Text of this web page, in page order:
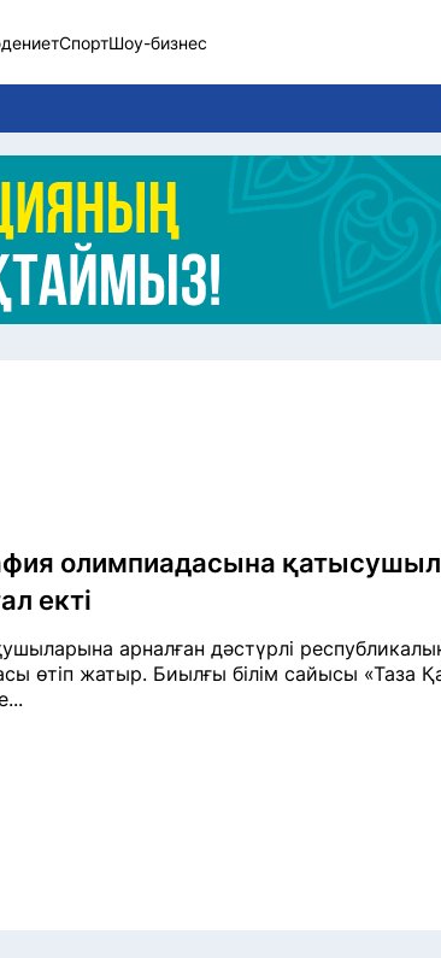
СпортШоу-бизнес
Көзқарас
Видео
Әлем
олимпиадасына
екті
арналған дәстүрлі
өтіп жатыр. Биылғы білім сайысы «Таза